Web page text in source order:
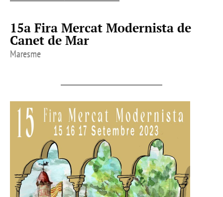
15a Fira Mercat Modernista de
Canet de Mar
Maresme